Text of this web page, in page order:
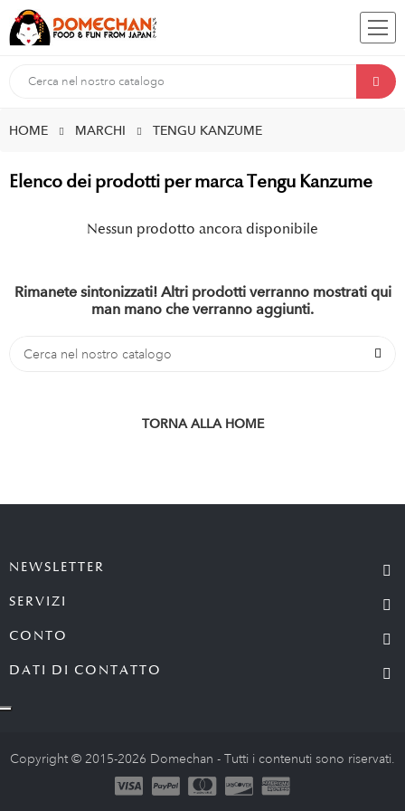
HOME MARCHI TENGU KANZUME
Elenco dei prodotti per marca Tengu Kanzume
Nessun prodotto ancora disponibile
Rimanete sintonizzati! Altri prodotti verranno mostrati qui
man mano che verranno aggiunti.
TORNA ALLA HOME
NEWSLETTER
SERVIZI
CONTO
DATI DI CONTATTO
Copyright © 2015-2026 Domechan - Tutti i contenuti sono riservati.